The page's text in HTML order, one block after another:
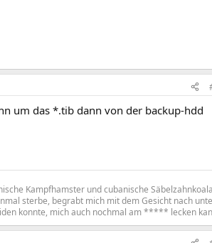
um das *.tib dann von der backup-hdd
Kampfhamster und cubanische
sterbe, begrabt mich mit dem Gesicht nach
konnte, mich auch nochmal am ***** lecken